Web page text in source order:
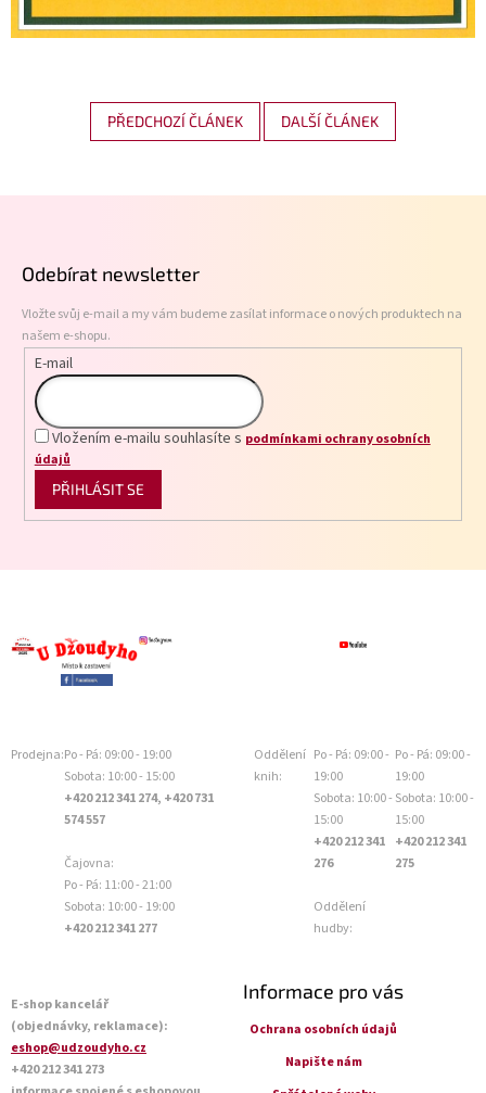
PŘEDCHOZÍ ČLÁNEK DALŠÍ ČLÁNEK
Odebírat newsletter
Vložte svůj e-mail a my vám budeme zasílat informace o nových produktech na
našem e-shopu.
E-mail
Vložením e-mailu souhlasíte s podmínkami ochrany osobních
údajů
PŘIHLÁSIT SE
Prodejna:Po - Pá: 09:00 - 19:00
Sobota: 10:00 - 15:00
+420 212 341 274, +420 731
574 557
Čajovna:
Po - Pá: 11:00 - 21:00
Sobota: 10:00 - 19:00
+420 212 341 277
Oddělení
knih:
Po - Pá: 09:00 -
19:00
Sobota: 10:00 -
15:00
+420 212 341
276
Oddělení
hudby:
Po - Pá: 09:00 -
19:00
Sobota: 10:00 -
15:00
+420 212 341
275
E-shop kancelář
(objednávky, reklamace):
eshop@udzoudyho.cz
+420 212 341 273
Informace pro vás
Ochrana osobních údajů
Napište nám